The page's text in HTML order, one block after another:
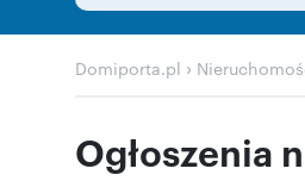
Domiporta.pl ›
Ogłoszenia